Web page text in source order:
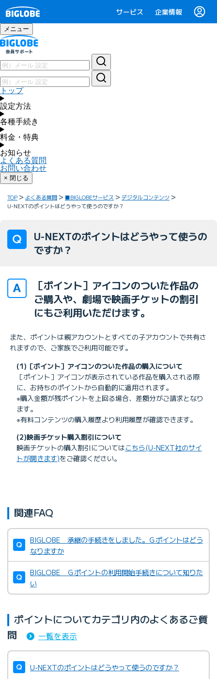
サービス 企業情報
メニュー
トップ
設定方法
各種手続き
料金・特典
お知らせ
よくある質問
お問い合わせ
× 閉じる
TOP よくある質問 ■BIGLOBEサービス
デジタルコンテンツ
U-NEXTのポイントはどうやって使うのですか？
U-NEXTのポイントはどうやって使うの
ですか？
［ポイント］アイコンのついた作品の
ご購入や、劇場で映画チケットの割引
にもご利用いただけます。
また、ポイントは親アカウントとすべての子アカウントで共有さ
れますので、ご家族でご利用可能です。
(1)［ポイント］アイコンのついた作品の購入について
［ポイント］アイコンが表示されている作品を購入される際
に、お持ちのポイントから自動的に適用されます。
※購入金額が残ポイントを上回る場合、差額分がご請求となり
ます。
※有料コンテンツの購入履歴より利用履歴が確認できます。
(2)映画チケット購入割引について
映画チケットの購入割引についてはこちら(U-NEXT社のサイ
トが開きます)をご確認ください。
関連FAQ
BIGLOBE 承継の手続きをしました。Ｇポイントはどう
なりますか
BIGLOBE Ｇポイントの利用開始手続きについて知りた
い
ポイントについてカテゴリ内のよくあるご質
問
一覧を表示
U-NEXTのポイントはどうやって使うのですか？